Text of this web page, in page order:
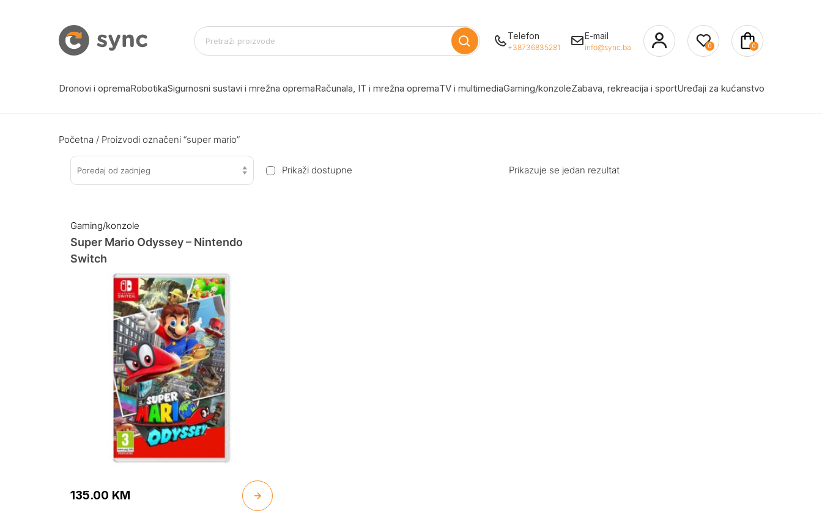
Telefon
+38736835281
E-mail
info@sync.ba 0 0
Dronovi i opremaRobotikaSigurnosni sustavi i mrežna opremaRačunala, IT i mrežna opremaTV i multimediaGaming/konzoleZabava, rekreacija i sportUređaji za kućanstvo
Početna / Proizvodi označeni “super mario”
Poredaj od zadnjeg Prikaži dostupne Prikazuje se jedan rezultat
Gaming/konzole
Super Mario Odyssey – Nintendo
Switch
135.00 KM